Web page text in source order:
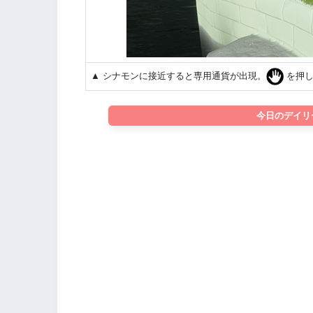
▲ シナモンに接近すると専用通貨が出現。 を押
今日のデイ